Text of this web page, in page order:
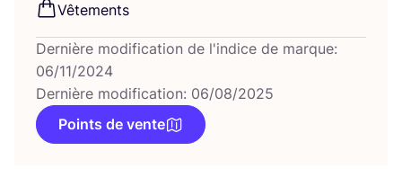
Vête­ments
Dernière modification de l'indice de marque:
06/11/2024
Dernière modification: 06/08/2025
Points de vente